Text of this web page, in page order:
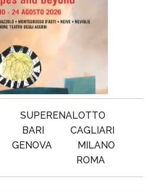
SUPERENALOTTO
BARI
CAGLIARI
GENOVA
MILANO
ROMA